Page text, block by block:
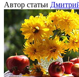
Автор статьи